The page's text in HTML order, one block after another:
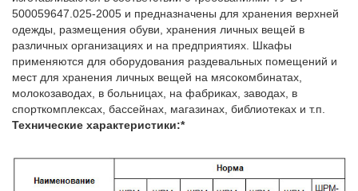
500059647.025-2005 и предназначены для хранения верхней
одежды, размещения обуви, хранения личных вещей в
различных организациях и на предприятиях. Шкафы
применяются для оборудования раздевальных помещений и
мест для хранения личных вещей на мясокомбинатах,
молокозаводах, в больницах, на фабриках, заводах, в
спорткомплексах, бассейнах, магазинах, библиотеках и т.п.
Технические характеристики:*